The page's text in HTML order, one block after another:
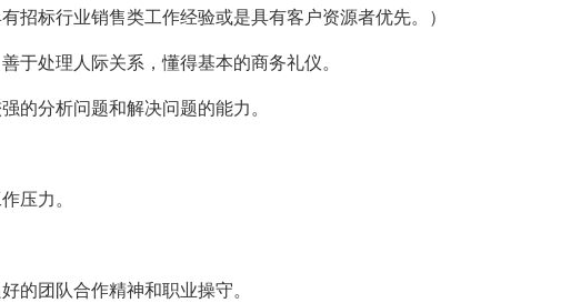
招标行业销售类工作经验或是具有客户资源者优先。）
于处理人际关系，懂得基本的商务礼仪。
的分析问题和解决问题的能力。
压力。
的团队合作精神和职业操守。